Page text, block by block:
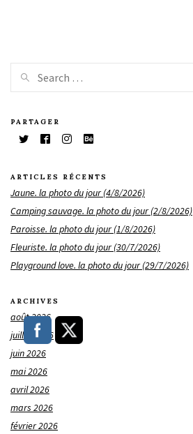
PARTAGER
ARTICLES RÉCENTS
Jaune. la photo du jour (4/8/2026)
Camping sauvage. la photo du jour (2/8/2026)
Paroisse. la photo du jour (1/8/2026)
Fleuriste. la photo du jour (30/7/2026)
Playground love. la photo du jour (29/7/2026)
ARCHIVES
août 2026
juillet 2026
juin 2026
mai 2026
avril 2026
mars 2026
février 2026